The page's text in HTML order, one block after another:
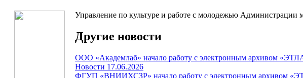
Управление по культуре и работе с молодежью Администрации
Другие новости
ООО «Академлаб» начало работу с электронным архивом
Новости 17.06.2026
ФГУП «ВНИИХСЗР» начало работу с электронным архивом